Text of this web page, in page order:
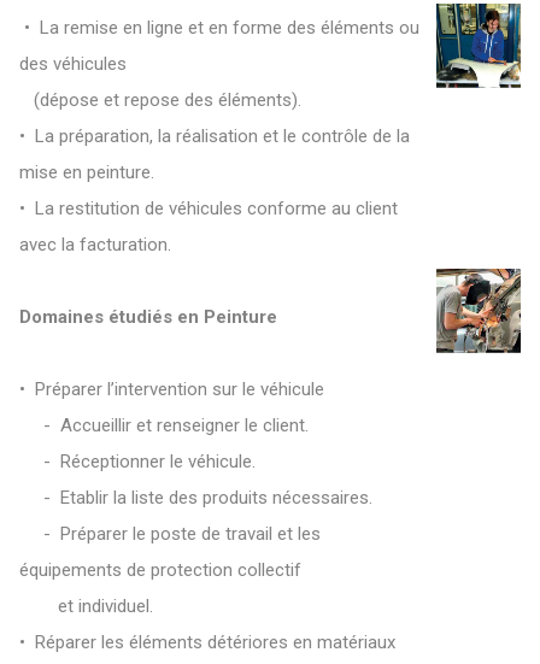
• La remise en ligne et en forme des éléments ou
des véhicules
(dépose et repose des éléments).
• La préparation, la réalisation et le contrôle de la
mise en peinture.
• La restitution de véhicules conforme au client
avec la facturation.
Domaines étudiés en Peinture
• Préparer l’intervention sur le véhicule
- Accueillir et renseigner le client.
- Réceptionner le véhicule.
- Etablir la liste des produits nécessaires.
- Préparer le poste de travail et les
équipements de protection collectif
et individuel.
• Réparer les éléments détériores en matériaux